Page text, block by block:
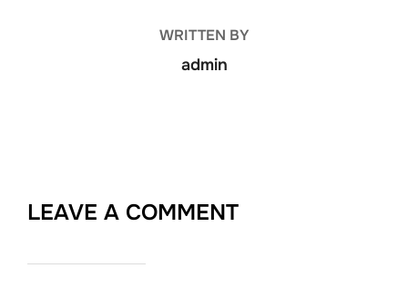
WRITTEN BY
admin
LEAVE A COMMENT